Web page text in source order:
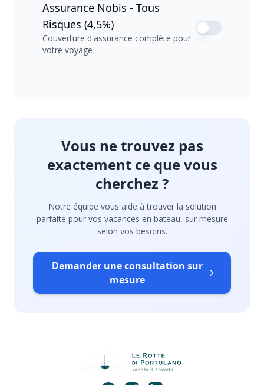
Assurance Nobis - Tous
Risques (4,5%)
Couverture d'assurance complète pour
votre voyage
Vous ne trouvez pas
exactement ce que vous
cherchez ?
Notre équipe vous aide à trouver la solution
parfaite pour vos vacances en bateau, sur mesure
selon vos besoins.
Demander une consultation sur
mesure